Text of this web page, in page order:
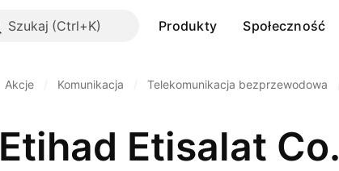
Szukaj Produkty Społeczność
Akcje Komunikacja Telekomunikacja bezprzewodowa
Etihad Etisalat Co.